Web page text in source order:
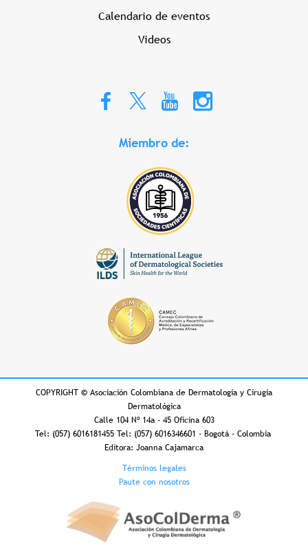
Calendario de eventos
Videos
Miembro de:
COPYRIGHT © Asociación Colombiana de Dermatología y Cirugía
Dermatológica
Calle 104 Nº 14a - 45 Oficina 603
Tel: (057) 6016181455 Tel: (057) 6016346601 - Bogotá - Colombia
Editora: Joanna Cajamarca
Términos legales
Paute con nosotros